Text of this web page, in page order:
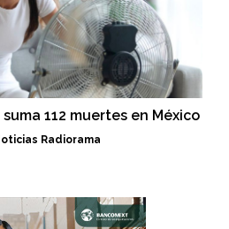
112 muertes en México
Radiorama